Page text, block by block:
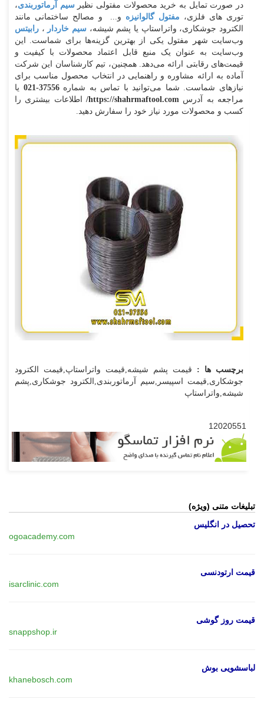
در صورت تمایل به خرید محصولات مفتولی نظیرسیم آرماتوربندی،
توری های فلزی، مفتول گالوانیزه و... و مصالح ساختمانی مانند
الکترود جوشکاری، واتراستاپ یا پشم شیشه، سیم خاردار ، رابیتس
وب‌سایت شهر مفتول یکی از بهترین گزینه‌ها برای شماست. این
وب‌سایت به عنوان یک منبع قابل اعتماد محصولات با کیفیت و
قیمت‌های رقابتی ارائه می‌دهد. همچنین، تیم کارشناسان این شرکت
آماده به ارائه مشاوره و راهنمایی در انتخاب محصول مناسب برای
نیازهای شماست. شما می‌توانید با تماس به شماره37556-021
یا
مراجعه به آدرس https://shahrmaftool.com/
اطلاعات بیشتری را
کسب و محصولات مورد نیاز خود را سفارش دهید.
برچسب ها : قیمت پشم شیشه,قیمت واتراستاپ,قیمت الکترود
جوشکاری,قیمت اسپیسر,سیم آرماتوربندی,الکترود جوشکاری,پشم
شیشه,واتراستاپ
12020551
تبلیغات متنی (ویژه)
تحصیل در انگلیس
ogoacademy.com
قیمت ارتودنسی
isarclinic.com
قیمت روز گوشی
snappshop.ir
لباسشویی بوش
khanebosch.com